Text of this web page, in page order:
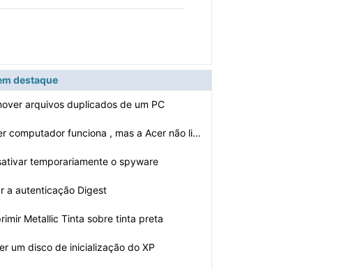
destaque
arquivos duplicados de um PC
O Fan Acer computador funciona , mas a Acer não liga
temporariamente o spyware
a autenticação Digest
Metallic Tinta sobre tinta preta
um disco de inicialização do XP